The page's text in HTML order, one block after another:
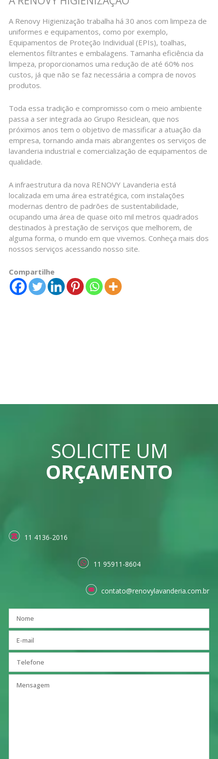
A Renovy Higienização trabalha há 30 anos com limpeza de
uniformes e equipamentos, como por exemplo,
Equipamentos de Proteção Individual (EPIs), toalhas,
elementos filtrantes e embalagens. Tamanha eficiência da
limpeza, proporcionamos uma redução de até 60% nos
custos, já que não se faz necessária a compra de novos
produtos.
Toda essa tradição e compromisso com o meio ambiente
passa a ser integrada ao Grupo Resiclean, que nos
próximos anos tem o objetivo de massificar a atuação da
empresa, tornando ainda mais abrangentes os serviços de
lavanderia industrial e comercialização de equipamentos de
qualidade.
A infraestrutura da nova RENOVY Lavanderia está
localizada em uma área estratégica, com instalações
modernas dentro de padrões de sustentabilidade,
ocupando uma área de quase oito mil metros quadrados
destinados à prestação de serviços que melhorem, de
alguma forma, o mundo em que vivemos. Conheça mais dos
nossos serviços acessando nosso site.
Compartilhe
SOLICITE UM
ORÇAMENTO
11 4136-2016
11 95911-8604
contato@renovylavanderia.com.br